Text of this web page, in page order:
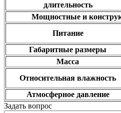
длительность
Мощностные и
Питание
Габаритные размеры
Масса
Относительная влажность
Атмосферное давление
Задать вопрос